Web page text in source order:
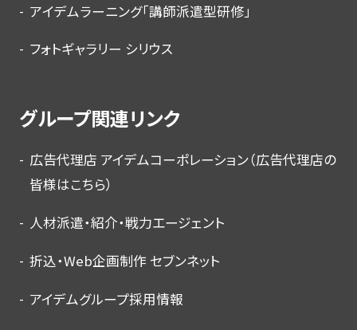
アイデムラーニング「講師派遣型研修」
フォトギャラリー シリウス
グループ関連リンク
広告代理店 アイデムコーポレーション（広告代理店の
皆様はこちら）
人材派遣・紹介・戦力エージェント
折込・Web企画制作 セブンネット
アイデムグループ採用情報